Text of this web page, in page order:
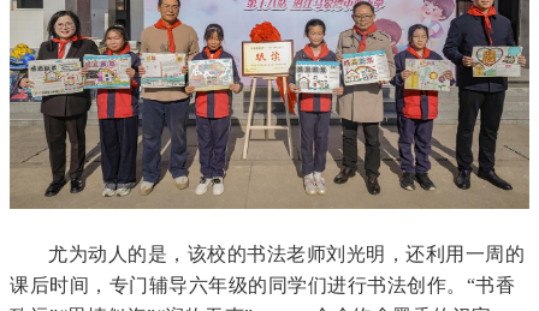
尤为动人的是，该校的书法老师刘光明，还利用一周的
课后时间，专门辅导六年级的同学们进行书法创作。“书香